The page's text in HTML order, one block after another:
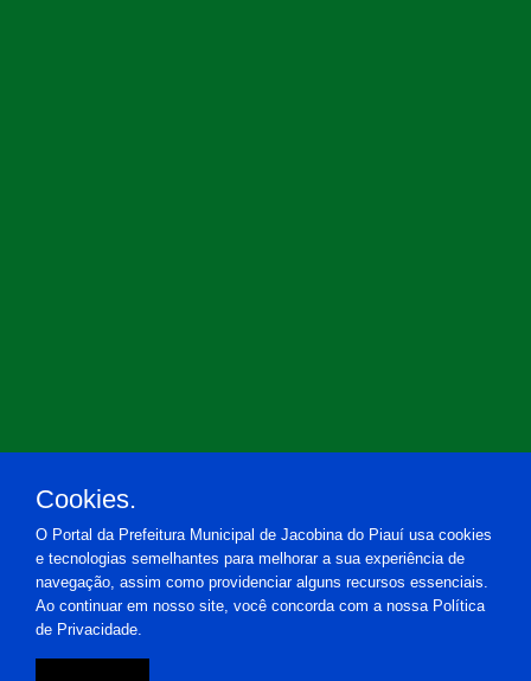
Cookies.
O Portal da Prefeitura Municipal de Jacobina do Piauí usa cookies
e tecnologias semelhantes para melhorar a sua experiência de
navegação, assim como providenciar alguns recursos essenciais.
Ao continuar em nosso site, você concorda com a nossa Política
de Privacidade.